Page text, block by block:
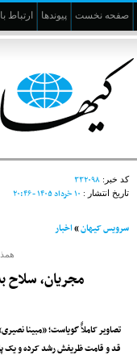
صفحه نخست پیوندها ارتباط
کد خبر: ۳۳۲۰۹۸
تاریخ انتشار : ۱۰ خرداد ۱۴۰۵ - ۲۰:۴۶
سرویس کیهان»اخبار
مجریان،
تصاویر کاملاًً گویاست؛ «مبینا
قد و قامت ظریفش رشد کرده و یک